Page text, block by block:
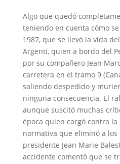
Algo que quedó
teniendo en cuenta cómo
1987, que se llevó la vida
Argenti, quien a bordo del
por su compañero Jean
carretera en el tramo 9
saliendo despedido y
ninguna consecuencia. El
aunque suscitó muchas
época quien cargó contra la
normativa que eliminó a los
presidente Jean Marie
accidente comentó que se